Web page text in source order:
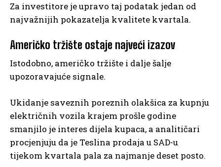
Za investitore je upravo taj podatak jedan od
najvažnijih pokazatelja kvalitete kvartala.
Američko tržište ostaje najveći izazov
Istodobno, američko tržište i dalje šalje
upozoravajuće signale.
Ukidanje saveznih poreznih olakšica za kupnju
električnih vozila krajem prošle godine
smanjilo je interes dijela kupaca, a analitičari
procjenjuju da je Teslina prodaja u SAD-u
tijekom kvartala pala za najmanje deset posto.